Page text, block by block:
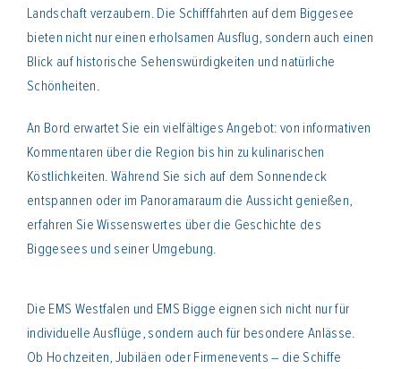
Landschaft verzaubern. Die Schifffahrten auf dem Biggesee
bieten nicht nur einen erholsamen Ausflug, sondern auch einen
Blick auf historische Sehenswürdigkeiten und natürliche
Schönheiten.
An Bord erwartet Sie ein vielfältiges Angebot: von informativen
Kommentaren über die Region bis hin zu kulinarischen
Köstlichkeiten. Während Sie sich auf dem Sonnendeck
entspannen oder im Panoramaraum die Aussicht genießen,
erfahren Sie Wissenswertes über die Geschichte des
Biggesees und seiner Umgebung.
Die EMS Westfalen und EMS Bigge eignen sich nicht nur für
individuelle Ausflüge, sondern auch für besondere Anlässe.
Ob Hochzeiten, Jubiläen oder Firmenevents – die Schiffe